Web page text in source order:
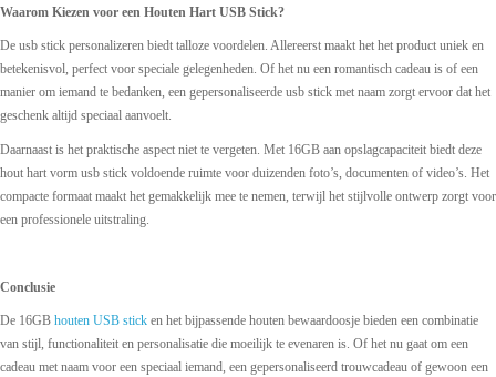
Waarom Kiezen voor een Houten Hart USB Stick?
De usb stick personalizeren biedt talloze voordelen. Allereerst maakt het het product uniek en
betekenisvol, perfect voor speciale gelegenheden. Of het nu een romantisch cadeau is of een
manier om iemand te bedanken, een gepersonaliseerde usb stick met naam zorgt ervoor dat het
geschenk altijd speciaal aanvoelt.
Daarnaast is het praktische aspect niet te vergeten. Met 16GB aan opslagcapaciteit biedt deze
hout hart vorm usb stick voldoende ruimte voor duizenden foto’s, documenten of video’s. Het
compacte formaat maakt het gemakkelijk mee te nemen, terwijl het stijlvolle ontwerp zorgt voor
een professionele uitstraling.
Conclusie
De 16GB houten USB stick en het bijpassende houten bewaardoosje bieden een combinatie
van stijl, functionaliteit en personalisatie die moeilijk te evenaren is. Of het nu gaat om een
cadeau met naam voor een speciaal iemand, een gepersonaliseerd trouwcadeau of gewoon een